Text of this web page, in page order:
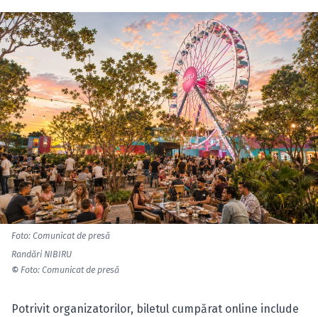
Foto: Comunicat de presă
Randări NIBIRU
© Foto: Comunicat de presă
Potrivit organizatorilor, biletul cumpărat online include